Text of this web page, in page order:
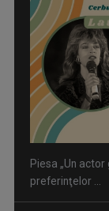
Piesa „Un
preferinţelor ...